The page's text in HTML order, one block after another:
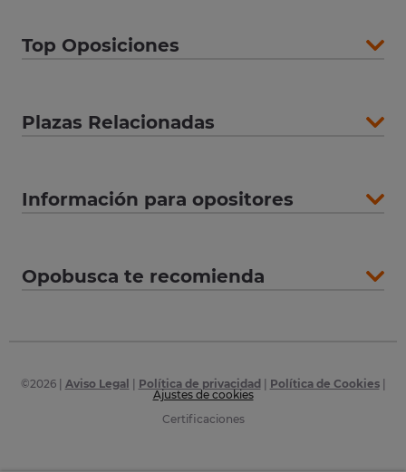
Top Oposiciones
Plazas Relacionadas
Información para opositores
Opobusca te recomienda
©2026| Aviso Legal Política de privacidad Política de Cookies|
Ajustes de cookies
Certificaciones